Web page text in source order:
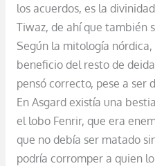
los acuerdos, es la
Tiwaz, de ahí que también
Según la mitología
beneficio del resto de
pensó correcto, pese a ser
En Asgard existía una
el lobo Fenrir, que era
que no debía ser matado
podría corromper a quien